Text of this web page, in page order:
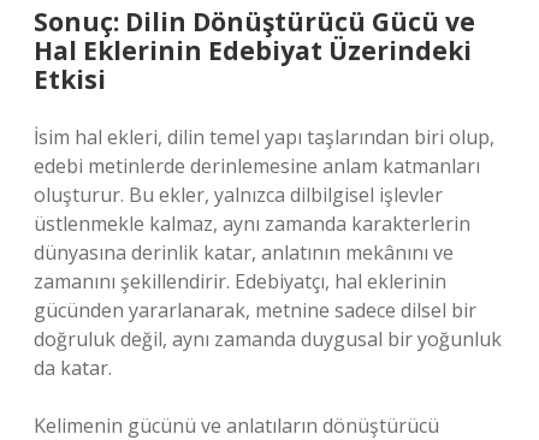
Sonuç: Dilin Dönüştürücü Gücü ve
Hal Eklerinin Edebiyat Üzerindeki
Etkisi
İsim hal ekleri, dilin temel yapı taşlarından biri olup,
edebi metinlerde derinlemesine anlam katmanları
oluşturur. Bu ekler, yalnızca dilbilgisel işlevler
üstlenmekle kalmaz, aynı zamanda karakterlerin
dünyasına derinlik katar, anlatının mekânını ve
zamanını şekillendirir. Edebiyatçı, hal eklerinin
gücünden yararlanarak, metnine sadece dilsel bir
doğruluk değil, aynı zamanda duygusal bir yoğunluk
da katar.
Kelimenin gücünü ve anlatıların dönüştürücü